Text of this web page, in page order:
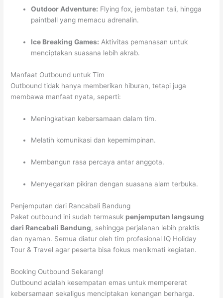
Outdoor Adventure: Flying fox, jembatan tali, hingga
paintball yang memacu adrenalin.
Ice Breaking Games: Aktivitas pemanasan untuk
menciptakan suasana lebih akrab.
Manfaat Outbound untuk Tim
Outbound tidak hanya memberikan hiburan, tetapi juga
membawa manfaat nyata, seperti:
Meningkatkan kebersamaan dalam tim.
Melatih komunikasi dan kepemimpinan.
Membangun rasa percaya antar anggota.
Menyegarkan pikiran dengan suasana alam terbuka.
Penjemputan dari Rancabali Bandung
Paket outbound ini sudah termasuk penjemputan langsung
dari Rancabali Bandung, sehingga perjalanan lebih praktis
dan nyaman. Semua diatur oleh tim profesional IQ Holiday
Tour & Travel agar peserta bisa fokus menikmati kegiatan.
Booking Outbound Sekarang!
Outbound adalah kesempatan emas untuk mempererat
kebersamaan sekaligus menciptakan kenangan berharga.